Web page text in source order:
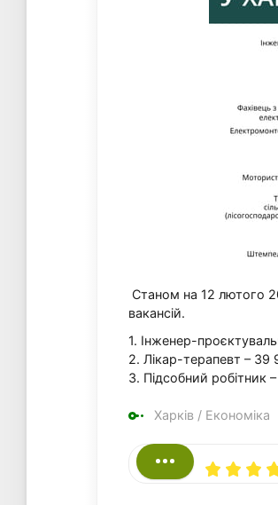
Станом на 12 лютого
вакансій.
1. Інженер-
2. Лікар-терапевт – 39
3. Підсобний робітник
Харків / Економіка